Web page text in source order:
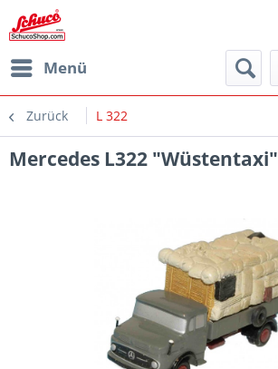
Menü
Zurück L 322
Mercedes L322 "Wüstentaxi"